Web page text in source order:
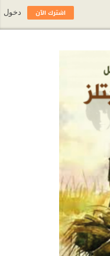
اشترك الآن دخول